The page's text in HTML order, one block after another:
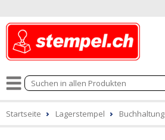
Startseite Lagerstempel Buchhaltung